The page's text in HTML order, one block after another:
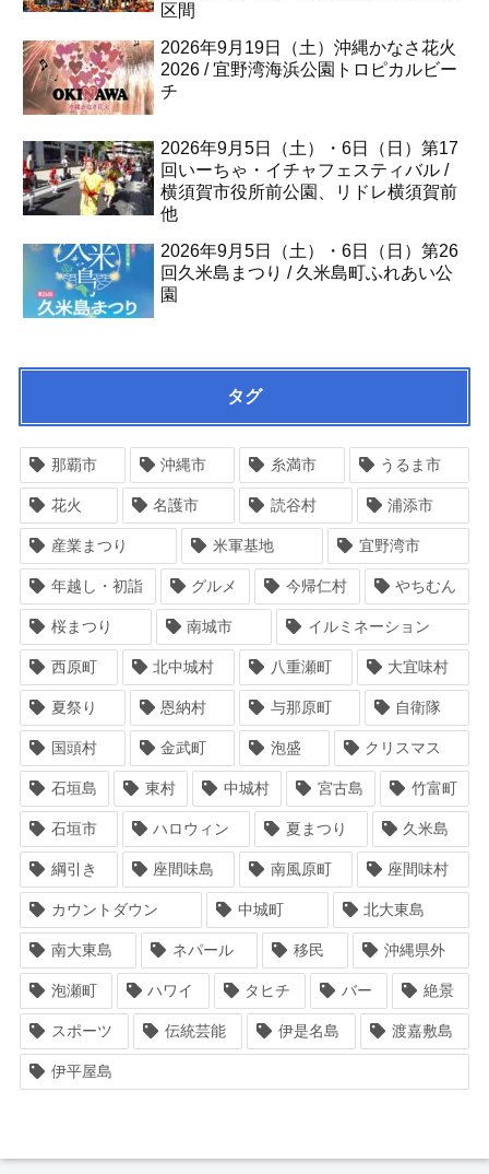
区間
2026年9月19日（土）沖縄かなさ花火
2026 / 宜野湾海浜公園トロピカルビー
チ
2026年9月5日（土）・6日（日）第17
回いーちゃ・イチャフェスティバル /
横須賀市役所前公園、リドレ横須賀前
他
2026年9月5日（土）・6日（日）第26
回久米島まつり / 久米島町ふれあい公
園
タグ
那覇市 沖縄市 糸満市 うるま市
花火 名護市 読谷村 浦添市
産業まつり 米軍基地 宜野湾市
年越し・初詣 グルメ 今帰仁村 やちむん
桜まつり 南城市 イルミネーション
西原町 北中城村 八重瀬町 大宜味村
夏祭り 恩納村 与那原町 自衛隊
国頭村 金武町 泡盛 クリスマス
石垣島 東村 中城村 宮古島 竹富町
石垣市 ハロウィン 夏まつり 久米島
綱引き 座間味島 南風原町 座間味村
カウントダウン 中城町 北大東島
南大東島 ネパール 移民 沖縄県外
泡瀬町 ハワイ タヒチ バー 絶景
スポーツ 伝統芸能 伊是名島 渡嘉敷島
伊平屋島